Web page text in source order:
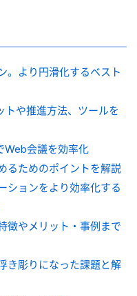
。より円滑化するベスト
トや推進方法、ツールを
会議を効率化
るためのポイントを解説
ションをより効率化する
徴やメリット・事例まで
き彫りになった課題と解